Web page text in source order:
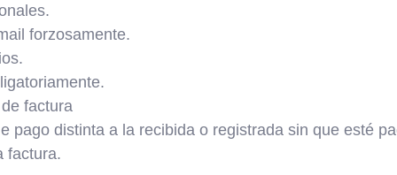
forzosamente.
factura
pago distinta a la recibida o registrada sin que esté
factura.